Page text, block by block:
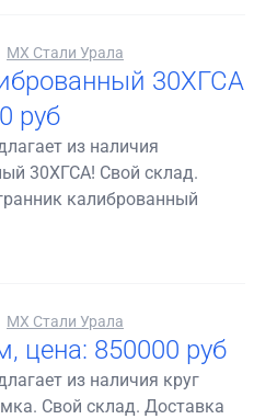
МХ Стали Урала
30ХГСА
руб
из наличия
30ХГСА! Свой склад.
калиброванный
МХ Стали Урала
цена: 850000 руб
из наличия круг
Свой склад. Доставка